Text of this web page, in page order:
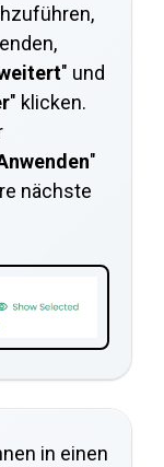
" und
" klicken.
"
nächste
in einen